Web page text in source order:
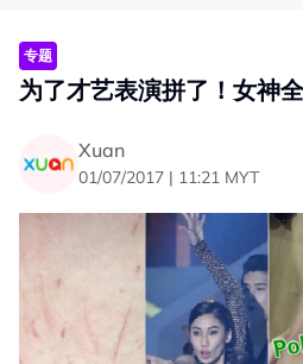
专题
为了才艺表演拼了！女神
Xuan
01/07/2017 | 11:21 MYT